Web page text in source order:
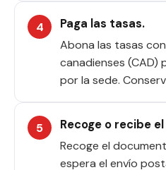
Paga las tasas.
Abona las tasas
canadienses
por la sede.
Recoge o recibe
Recoge el
espera el envío